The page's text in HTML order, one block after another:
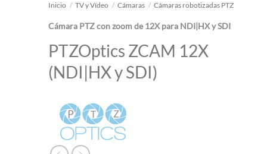
Inicio / TV y Vídeo / Cámaras / Cámaras robotizadas PTZ
Cámara PTZ con zoom de 12X para NDI|HX y SDI
PTZOptics ZCAM 12X
(NDI|HX y SDI)